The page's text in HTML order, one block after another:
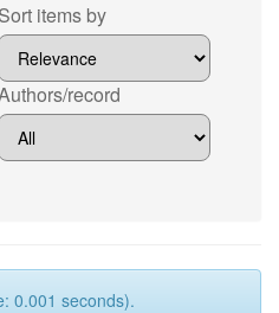
Sort items by
record
0.001 seconds).